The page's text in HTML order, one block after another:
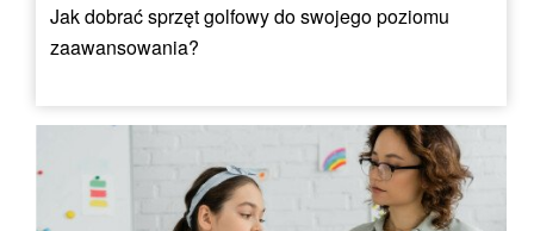
Jak dobrać sprzęt golfowy do swojego poziomu
zaawansowania?